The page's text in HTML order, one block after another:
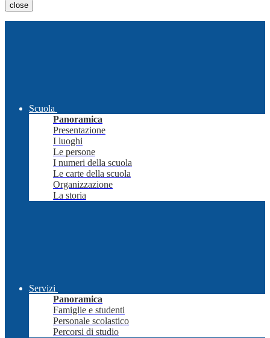
close
Scuola
Panoramica
Presentazione
I luoghi
Le persone
I numeri della scuola
Le carte della scuola
Organizzazione
La storia
Servizi
Panoramica
Famiglie e studenti
Personale scolastico
Percorsi di studio